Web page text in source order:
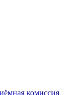
комиссия